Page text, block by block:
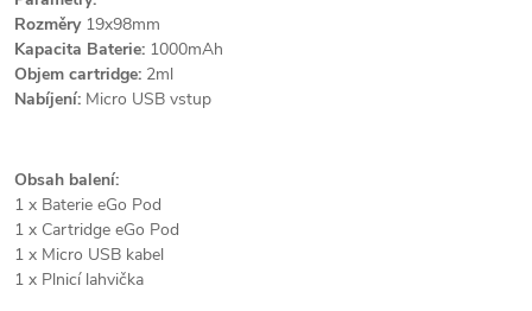
Rozměry 19x98mm
Kapacita Baterie: 1000mAh
Objem cartridge: 2ml
Nabíjení: Micro USB vstup
Obsah balení:
1 x Baterie eGo Pod
1 x Cartridge eGo Pod
1 x Micro USB kabel
1 x Plnicí lahvička